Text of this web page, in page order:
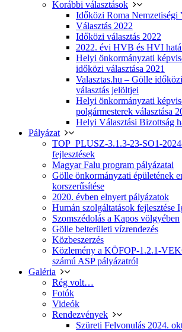
Korábbi választások
Időközi Roma Nemzetiségi
Választás 2022
Időközi választás 2022
2022. évi HVB és HVI
Helyi önkormányzati
időközi választása 2021
Valasztas.hu – Gölle
választás jelöltjei
Helyi önkormányzati
polgármesterek választása
Helyi Választási Bizottság
Pályázat
TOP_PLUSZ-3.1.3-23-SO1-
fejlesztések
Magyar Falu program pályázatai
Gölle önkormányzati épületének
korszerűsítése
2020. évben elnyert pályázatok
Humán szolgáltatások fejlesztése
Szomszédolás a Kapos völgyében
Gölle belterületi vízrendezés
Közbeszerzés
Közlemény a KÖFOP-1.2.1-
számú ASP pályázatról
Galéria
Rég volt…
Fotók
Videók
Rendezvények
Szüreti Felvonulás 2024.